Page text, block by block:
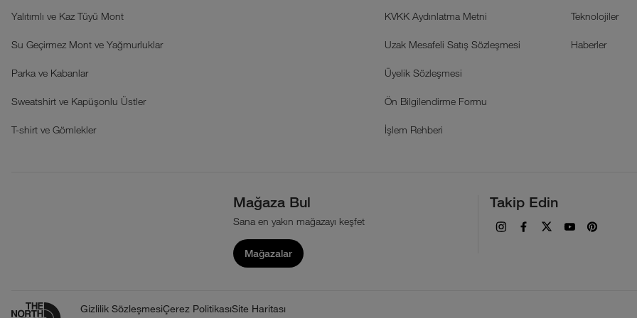
Yalıtımlı ve Kaz Tüyü Mont
Su Geçirmez Mont ve Yağmurluklar
Parka ve Kabanlar
Sweatshirt ve Kapüşonlu Üstler
T-shirt ve Gömlekler
KVKK Aydınlatma Metni
Uzak Mesafeli Satış Sözleşmesi
Üyelik Sözleşmesi
Ön Bilgilendirme Formu
İşlem Rehberi
Teknolojiler
Haberler
Mağaza Bul
Sana en yakın mağazayı keşfet
Mağazalar
Takip Edin
Gizlilik SözleşmesiÇerez PolitikasıSite Haritası